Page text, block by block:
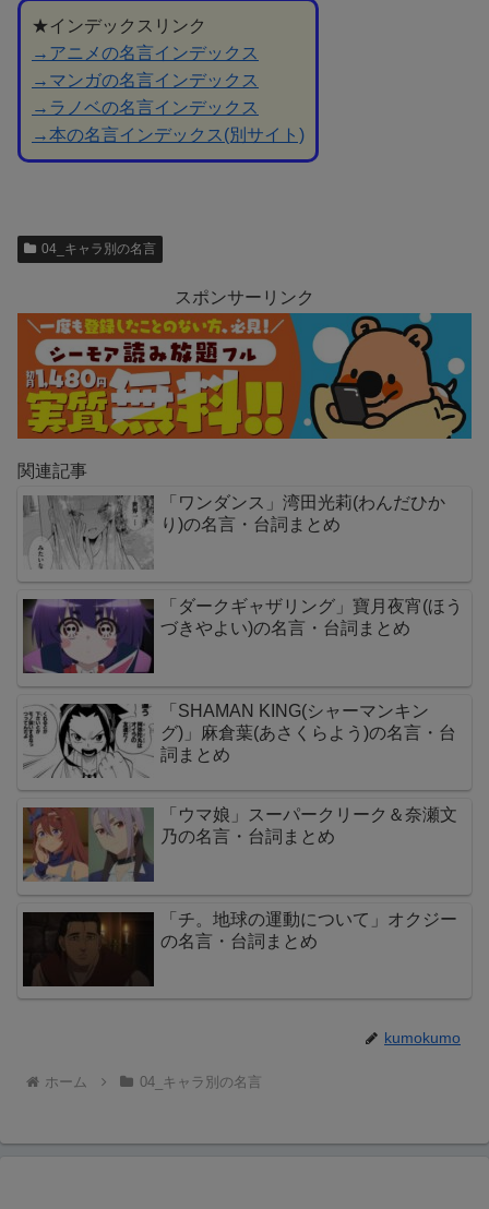
★インデックスリンク
→アニメの名言インデックス
→マンガの名言インデックス
→ラノベの名言インデックス
→本の名言インデックス(別サイト)
04_キャラ別の名言
スポンサーリンク
関連記事
「ワンダンス」湾田光莉(わんだひか
り)の名言・台詞まとめ
「ダークギャザリング」寶月夜宵(ほう
づきやよい)の名言・台詞まとめ
「SHAMAN KING(シャーマンキン
グ)」麻倉葉(あさくらよう)の名言・台
詞まとめ
「ウマ娘」スーパークリーク＆奈瀬文
乃の名言・台詞まとめ
「チ。地球の運動について」オクジー
の名言・台詞まとめ
kumokumo
ホーム 04_キャラ別の名言